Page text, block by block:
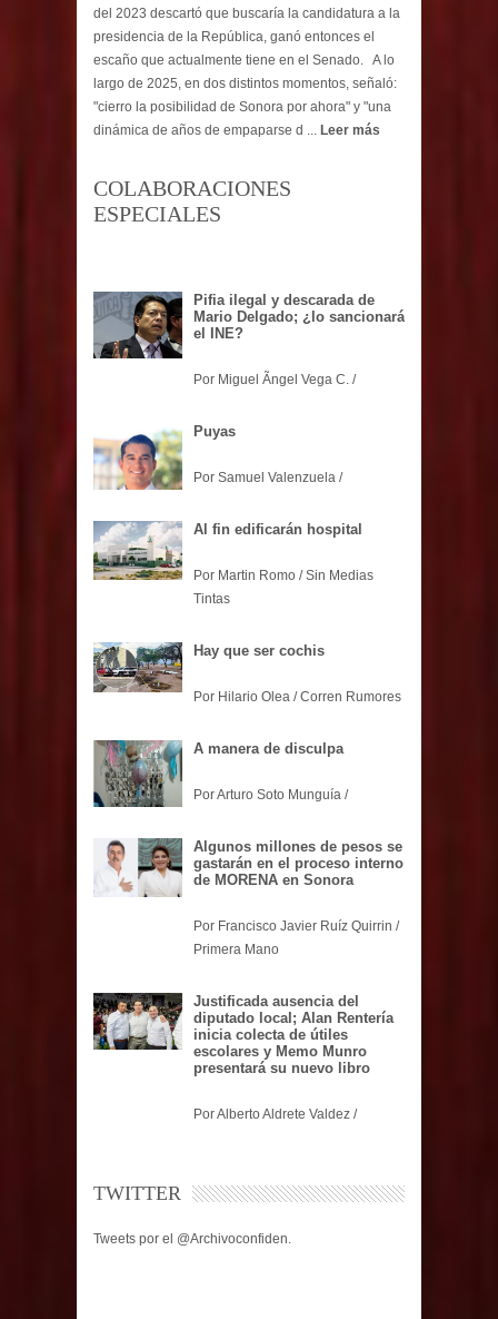
del 2023 descartó que buscaría la candidatura a la
presidencia de la República, ganó entonces el
escaño que actualmente tiene en el Senado. A lo
largo de 2025, en dos distintos momentos, señaló:
"cierro la posibilidad de Sonora por ahora" y "una
dinámica de años de empaparse d ... Leer más
COLABORACIONES
ESPECIALES
Pifia ilegal y descarada de
Mario Delgado; ¿lo sancionará
el INE?
Por Miguel Ãngel Vega C. /
Puyas
Por Samuel Valenzuela /
Al fin edificarán hospital
Por Martin Romo / Sin Medias
Tintas
Hay que ser cochis
Por Hilario Olea / Corren Rumores
A manera de disculpa
Por Arturo Soto Munguía /
Algunos millones de pesos se
gastarán en el proceso interno
de MORENA en Sonora
Por Francisco Javier Ruíz Quirrin /
Primera Mano
Justificada ausencia del
diputado local; Alan Rentería
inicia colecta de útiles
escolares y Memo Munro
presentará su nuevo libro
Por Alberto Aldrete Valdez /
TWITTER
Tweets por el @Archivoconfiden.